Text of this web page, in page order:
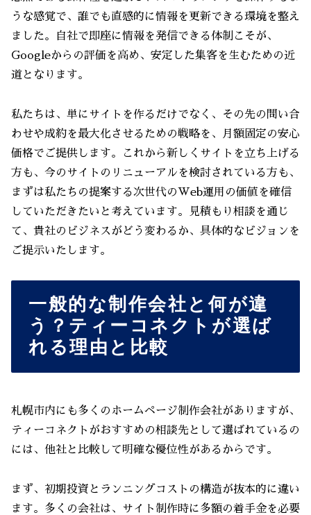
うな感覚で、誰でも直感的に情報を更新できる環境を整え
ました。自社で即座に情報を発信できる体制こそが、
Googleからの評価を高め、安定した集客を生むための近
道となります。
私たちは、単にサイトを作るだけでなく、その先の問い合
わせや成約を最大化させるための戦略を、月額固定の安心
価格でご提供します。これから新しくサイトを立ち上げる
方も、今のサイトのリニューアルを検討されている方も、
まずは私たちの提案する次世代のWeb運用の価値を確信
していただきたいと考えています。見積もり相談を通じ
て、貴社のビジネスがどう変わるか、具体的なビジョンを
ご提示いたします。
一般的な制作会社と何が違
う？ティーコネクトが選ば
れる理由と比較
札幌市内にも多くのホームページ制作会社がありますが、
ティーコネクトがおすすめの相談先として選ばれているの
には、他社と比較して明確な優位性があるからです。
まず、初期投資とランニングコストの構造が抜本的に違い
ます。多くの会社は、サイト制作時に多額の着手金を必要